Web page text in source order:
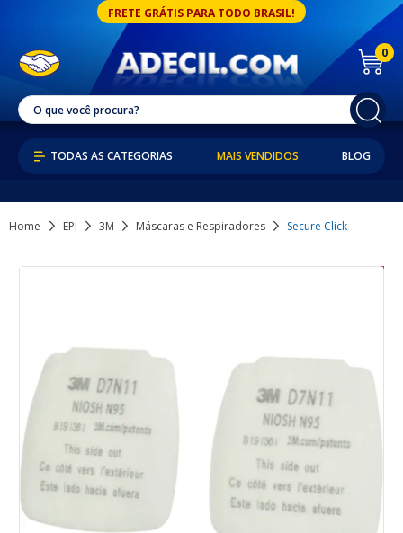
FRETE GRÁTIS PARA TODO BRASIL!
0
MAIS VENDIDOS BLOG
Home EPI 3M Máscaras e Respiradores Secure Click